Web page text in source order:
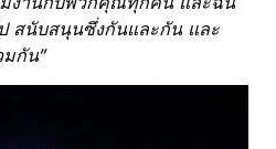
ป สนับสนุนซึ่งกันและกัน และ
มกัน”